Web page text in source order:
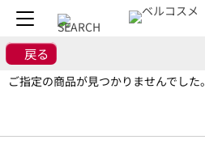
戻る
ご指定の商品が見つかりませんでした。